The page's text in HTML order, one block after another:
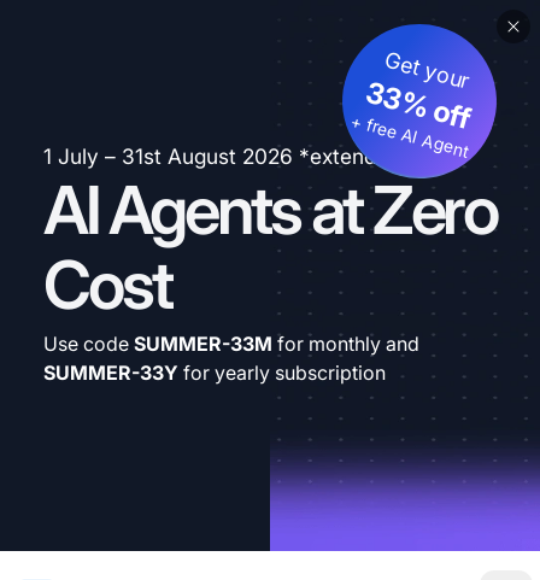
1 July – 31st August 2026 *extended
AI Agents at Zero
Cost
Get your
33% off
+ free AI Agent
Use code SUMMER-33M for monthly and
SUMMER-33Y for yearly subscription